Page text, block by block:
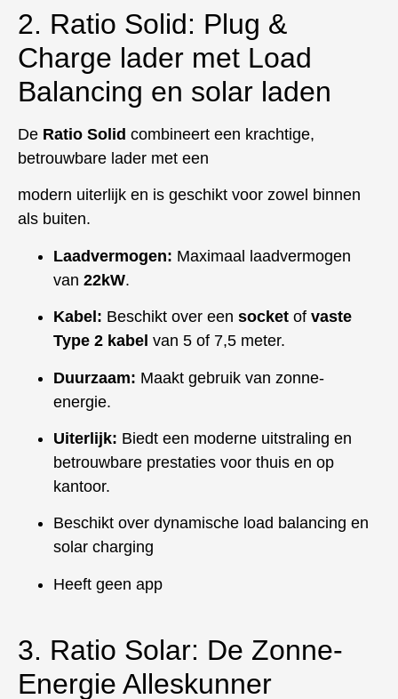
2. Ratio Solid: Plug &
Charge lader met Load
Balancing en solar laden
De Ratio Solid combineert een krachtige,
betrouwbare lader met een
modern uiterlijk en is geschikt voor zowel binnen
als buiten.
Laadvermogen: Maximaal laadvermogen
van 22kW.
Kabel: Beschikt over een socket of vaste
Type 2 kabel van 5 of 7,5 meter.
Duurzaam: Maakt gebruik van zonne-
energie.
Uiterlijk: Biedt een moderne uitstraling en
betrouwbare prestaties voor thuis en op
kantoor.
Beschikt over dynamische load balancing en
solar charging
Heeft geen app
3. Ratio Solar: De Zonne-
Energie Alleskunner